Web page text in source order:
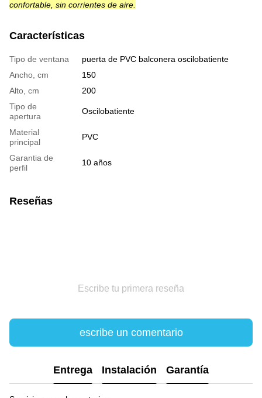
confortable, sin corrientes de aire.
Características
Tipo de ventana
puerta de PVC balconera oscilobatiente
Ancho, cm
150
Alto, cm
200
Tipo de
apertura
Oscilobatiente
Material
principal
PVC
Garantia de
perfil
10 años
Reseñas
Escribe tu primera reseña
escribe un comentario
Entrega Instalación Garantía